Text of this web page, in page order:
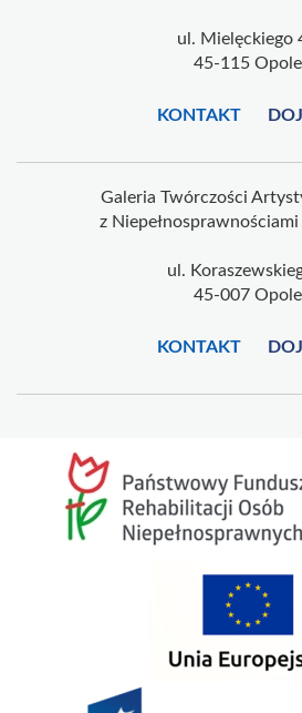
ul. Mielęckiego
45-115 Opole
KONTAKT
Galeria Twórczości
z
ul.
45-007 Opole
KONTAKT